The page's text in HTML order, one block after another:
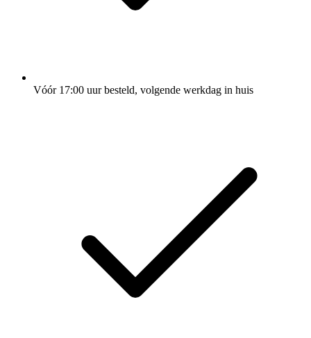
Vóór 17:00 uur besteld, volgende werkdag in huis